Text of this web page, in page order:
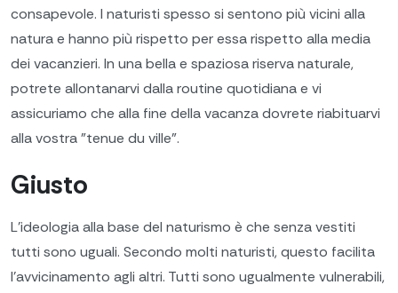
consapevole. I naturisti spesso si sentono più vicini alla
natura e hanno più rispetto per essa rispetto alla media
dei vacanzieri. In una bella e spaziosa riserva naturale,
potrete allontanarvi dalla routine quotidiana e vi
assicuriamo che alla fine della vacanza dovrete riabituarvi
alla vostra "tenue du ville".
Giusto
L'ideologia alla base del naturismo è che senza vestiti
tutti sono uguali. Secondo molti naturisti, questo facilita
l'avvicinamento agli altri. Tutti sono ugualmente vulnerabili,